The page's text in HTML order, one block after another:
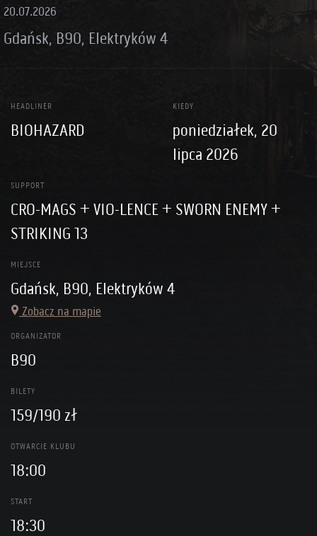
20.07.2026
Gdańsk, B90, Elektryków 4
HEADLINER
BIOHAZARD
KIEDY
poniedziałek, 20
lipca 2026
SUPPORT
CRO-MAGS + VIO-LENCE + SWORN ENEMY +
STRIKING 13
MIEJSCE
Gdańsk, B90, Elektryków 4
Zobacz na mapie
ORGANIZATOR
B90
BILETY
159/190 zł
OTWARCIE KLUBU
18:00
START
18:30